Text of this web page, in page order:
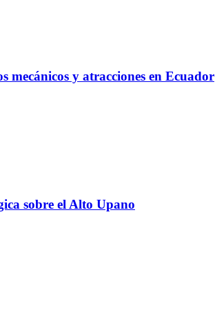
mecánicos y atracciones en Ecuador
sobre el Alto Upano